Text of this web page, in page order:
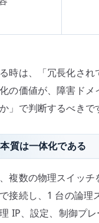
時は、「冗長化され
の価値が、障害ドメ
」で判断するべきで
質は一体化である
複数の物理スイッチ
接続し、1 台の論理
IP、設定、制御プ